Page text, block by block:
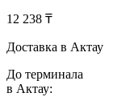
12 238 ₸
Доставка в Актау
До терминала
в Актау: